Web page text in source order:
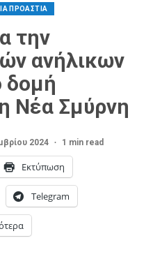
ΠΡΟΑΣΤΙΑ
την
ανήλικων
δομή
Νέα Σμύρνη
2024 1 min read
Εκτύπωση
Telegram